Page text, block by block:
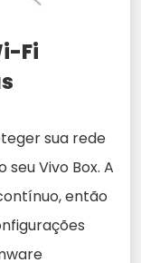
Fi
sua rede
Vivo Box. A
então